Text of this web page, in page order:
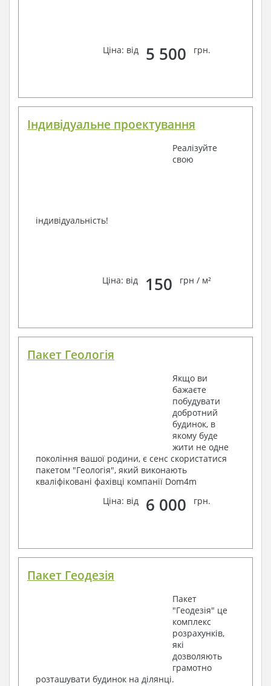
Завжди раді Вам допомогти!
Ціна: від 5 500 грн.
Індивідуальне проектування
Реалізуйте
свою
індивідуальність!
Ціна: від 150 грн / м²
Пакет Геологія
Якщо ви
бажаєте
побудувати
добротний
будинок, в
якому буде
жити не одне
покоління вашої родини, є сенс скористатися
пакетом "Геологія", який виконають
кваліфіковані фахівці компанії Dom4m
Ціна: від
6 000 грн.
Пакет Геодезія
Пакет
"Геодезія" це
комплекс
розрахунків,
які
дозволяють
грамотно
розташувати будинок на ділянці.